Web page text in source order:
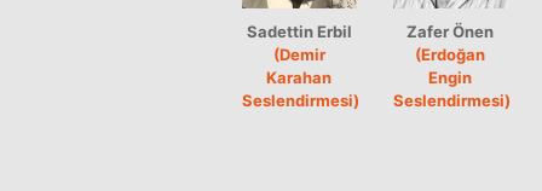
Sadettin Erbil
(Demir
Karahan
Seslendirmesi)
Zafer Önen
(Erdoğan
Engin
Seslendirmesi)